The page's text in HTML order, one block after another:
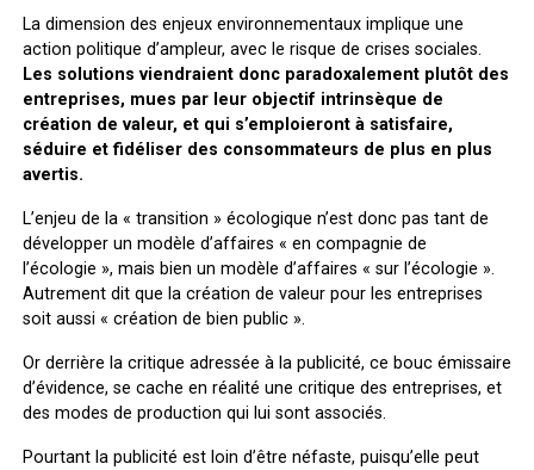
La dimension des enjeux environnementaux implique une
action politique d’ampleur, avec le risque de crises sociales.
Les solutions viendraient donc paradoxalement plutôt des
entreprises, mues par leur objectif intrinsèque de
création de valeur, et qui s’emploieront à satisfaire,
séduire et fidéliser des consommateurs de plus en plus
avertis.
L’enjeu de la « transition » écologique n’est donc pas tant de
développer un modèle d’affaires « en compagnie de
l’écologie », mais bien un modèle d’affaires « sur l’écologie ».
Autrement dit que la création de valeur pour les entreprises
soit aussi « création de bien public ».
Or derrière la critique adressée à la publicité, ce bouc émissaire
d’évidence, se cache en réalité une critique des entreprises, et
des modes de production qui lui sont associés.
Pourtant la publicité est loin d’être néfaste, puisqu’elle peut